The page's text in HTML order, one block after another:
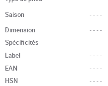
Saison
----
Dimension
----
Spécificités ----
Label
----
EAN ----
HSN
----